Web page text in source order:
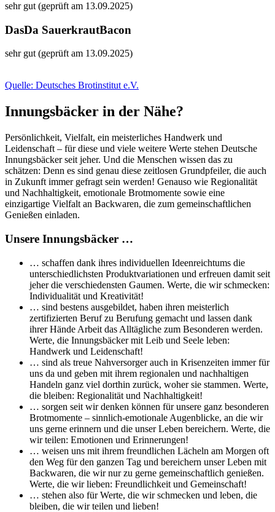
sehr gut (geprüft am 13.09.2025)
DasDa SauerkrautBacon
sehr gut (geprüft am 13.09.2025)
Quelle: Deutsches Brotinstitut e.V.
Innungsbäcker in der Nähe?
Persönlichkeit, Vielfalt, ein meisterliches Handwerk und
Leidenschaft – für diese und viele weitere Werte stehen Deutsche
Innungsbäcker seit jeher. Und die Menschen wissen das zu
schätzen: Denn es sind genau diese zeitlosen Grundpfeiler, die auch
in Zukunft immer gefragt sein werden! Genauso wie Regionalität
und Nachhaltigkeit, emotionale Brotmomente sowie eine
einzigartige Vielfalt an Backwaren, die zum gemeinschaftlichen
Genießen einladen.
Unsere Innungsbäcker …
… schaffen dank ihres individuellen Ideenreichtums die
unterschiedlichsten Produktvariationen und erfreuen damit seit
jeher die verschiedensten Gaumen. Werte, die wir schmecken:
Individualität und Kreativität!
… sind bestens ausgebildet, haben ihren meisterlich
zertifizierten Beruf zu Berufung gemacht und lassen dank
ihrer Hände Arbeit das Alltägliche zum Besonderen werden.
Werte, die Innungsbäcker mit Leib und Seele leben:
Handwerk und Leidenschaft!
… sind als treue Nahversorger auch in Krisenzeiten immer für
uns da und geben mit ihrem regionalen und nachhaltigen
Handeln ganz viel dorthin zurück, woher sie stammen. Werte,
die bleiben: Regionalität und Nachhaltigkeit!
… sorgen seit wir denken können für unsere ganz besonderen
Brotmomente – sinnlich-emotionale Augenblicke, an die wir
uns gerne erinnern und die unser Leben bereichern. Werte, die
wir teilen: Emotionen und Erinnerungen!
… weisen uns mit ihrem freundlichen Lächeln am Morgen oft
den Weg für den ganzen Tag und bereichern unser Leben mit
Backwaren, die wir nur zu gerne gemeinschaftlich genießen.
Werte, die wir lieben: Freundlichkeit und Gemeinschaft!
… stehen also für Werte, die wir schmecken und leben, die
bleiben, die wir teilen und lieben!